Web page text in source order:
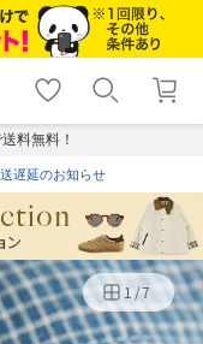
shopping_cart lock_outline
ログイン
料無料！
遅延のお知らせ
1/7